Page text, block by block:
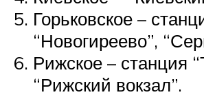
Горьковское –
“Новогиреево”,
Рижское – станция
“Рижский вокзал”.